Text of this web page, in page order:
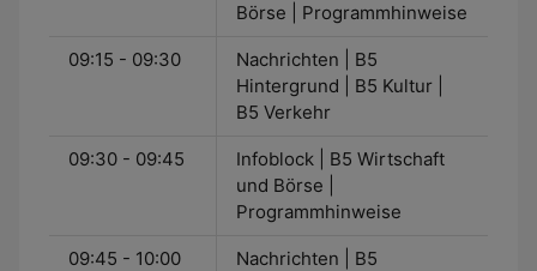
Börse | Programmhinweise
09:15 - 09:30
Nachrichten | B5
Hintergrund | B5 Kultur |
B5 Verkehr
09:30 - 09:45
Infoblock | B5 Wirtschaft
und Börse |
Programmhinweise
09:45 - 10:00
Nachrichten | B5